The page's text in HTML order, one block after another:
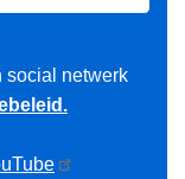
social netwerk